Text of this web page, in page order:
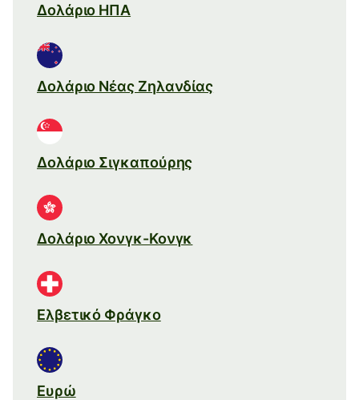
Δολάριο ΗΠΑ
Δολάριο Νέας Ζηλανδίας
Δολάριο Σιγκαπούρης
Δολάριο Χονγκ-Κονγκ
Ελβετικό Φράγκο
Ευρώ